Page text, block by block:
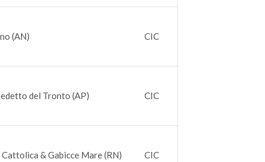
(AN) CIC
del Tronto (AP) CIC
& Gabicce Mare (RN) CIC